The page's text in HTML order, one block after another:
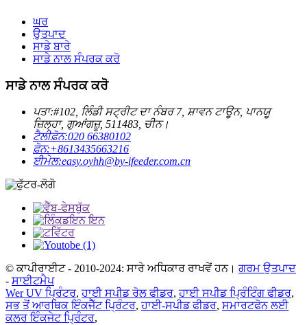
ਘਰ
ਉਤਪਾਦ
ਸਾਡੇ ਬਾਰੇ
ਸਾਡੇ ਨਾਲ ਸੰਪਰਕ ਕਰੋ
ਸਾਡੇ ਨਾਲ ਸੰਪਰਕ ਕਰੋ
ਪਤਾ:#102, ਲਿੰਡੀ ਸਟ੍ਰੀਟ ਦਾ ਨੰਬਰ 7, ਸ਼ਾਵਨ ਟਾਊਨ, ਪਾਨਯੂ
ਜ਼ਿਲ੍ਹਾ, ਗੁਆਂਗਜ਼ੂ, 511483, ਚੀਨ।
ਟੈਲੀਫ਼ੋਨ:020 66380102
ਫ਼ੋਨ:+8613435663216
ਈਮੇਲ:easy.oyhh@by-ifeeder.com.cn
© ਕਾਪੀਰਾਈਟ - 2010-2024: ਸਾਰੇ ਅਧਿਕਾਰ ਰਾਖਵੇਂ ਹਨ। ਗਰਮ ਉਤਪਾਦ
- ਸਾਈਟਮੈਪ
Wer UV ਪ੍ਰਿੰਟਰ,ਹਾਈ ਸਪੀਡ ਰੋਲ ਫੀਡਰ,ਹਾਈ ਸਪੀਡ ਪ੍ਰਿੰਟਿੰਗ ਫੀਡਰ,
ਸਭ ਤੋਂ ਆਰਥਿਕ ਇੰਕਜੈੱਟ ਪ੍ਰਿੰਟਰ,ਹਾਈ-ਸਪੀਡ ਫੀਡਰ, ਸਮਾਰਟਫੋਨ ਲਈ
ਕਲਰ ਇੰਕਜੇਟ ਪ੍ਰਿੰਟਰ,